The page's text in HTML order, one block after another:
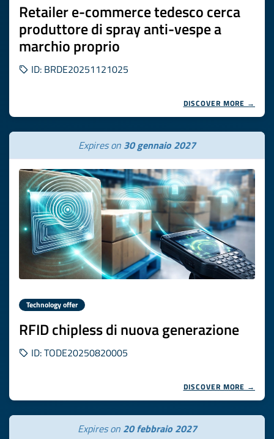
Retailer e-commerce tedesco cerca
produttore di spray anti-vespe a
marchio proprio
ID: BRDE20251121025
DISCOVER MORE →
Expires on 30 gennaio 2027
Technology offer
RFID chipless di nuova generazione
ID: TODE20250820005
DISCOVER MORE →
Expires on 20 febbraio 2027